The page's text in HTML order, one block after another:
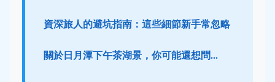
資深旅人的避坑指南：這些細節新手常忽略
關於日月潭下午茶湖景，你可能還想問...